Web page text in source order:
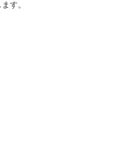
す。